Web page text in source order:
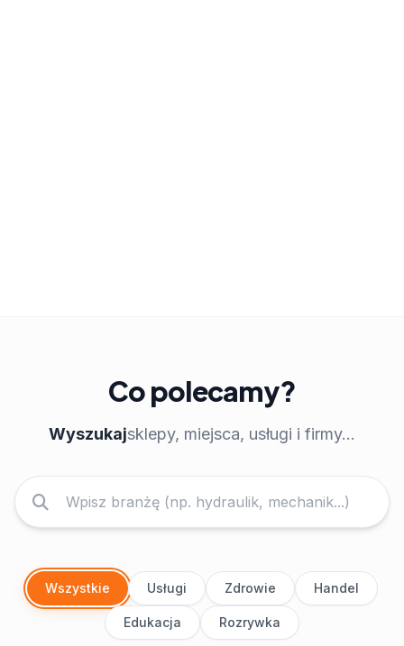
Co polecamy?
Wyszukajsklepy, miejsca, usługi i firmy...
Wszystkie Usługi Zdrowie Handel
Edukacja Rozrywka